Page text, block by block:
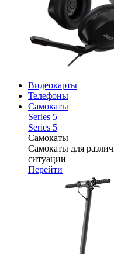
Видеокарты
Телефоны
Самокаты
Series 5
Series 5
Самокаты
Самокаты для
ситуации
Перейти